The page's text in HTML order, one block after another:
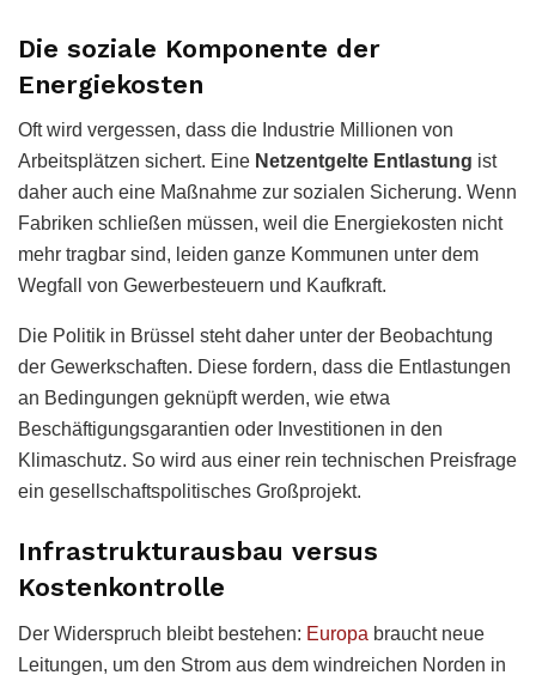
Die soziale Komponente der
Energiekosten
Oft wird vergessen, dass die Industrie Millionen von
Arbeitsplätzen sichert. Eine Netzentgelte Entlastung ist
daher auch eine Maßnahme zur sozialen Sicherung. Wenn
Fabriken schließen müssen, weil die Energiekosten nicht
mehr tragbar sind, leiden ganze Kommunen unter dem
Wegfall von Gewerbesteuern und Kaufkraft.
Die Politik in Brüssel steht daher unter der Beobachtung
der Gewerkschaften. Diese fordern, dass die Entlastungen
an Bedingungen geknüpft werden, wie etwa
Beschäftigungsgarantien oder Investitionen in den
Klimaschutz. So wird aus einer rein technischen Preisfrage
ein gesellschaftspolitisches Großprojekt.
Infrastrukturausbau versus
Kostenkontrolle
Der Widerspruch bleibt bestehen: Europa braucht neue
Leitungen, um den Strom aus dem windreichen Norden in